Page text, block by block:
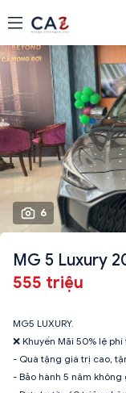
6
MG 5 Luxury
555 triệu
MG5 LUXURY.
❌ Khuyến Mãi 50% lệ phí
- Quà tặng giá trị cao,
- Bảo hành 5 năm không